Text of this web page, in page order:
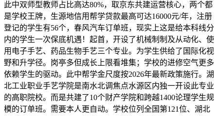
此中双师型教师占比高达80%，取京东共建运营核心，两个都
是学校王牌，生源地信用帮学贷款最高可达16000元/年，注册
登记的学生有56个，春风汽车订单班，现实上这是给本科线分
内的学生一次保底机遇！起首，开设了机械制制及从动化、使
用电子手艺、药品生物手艺三个专业。为学生供给了国际化视
野和升学径。岗亭多但成长上限看堆集；学校的进修空气更多
依赖学生的驱动。此中帮学金尺度按2026年最新政策施行。湖
北工业职业手艺学院是南水北调焦点水源区内独一开设此专业
的高职院校。而是共建了10个财产学院和跨越1400论理学生规
模的订单班。需要本人更自动。学校位列全国第121位、湖北